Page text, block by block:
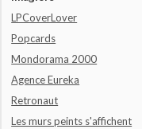
LPCoverLover
Popcards
Mondorama 2000
Agence Eureka
Retronaut
Les murs peints s'affichent